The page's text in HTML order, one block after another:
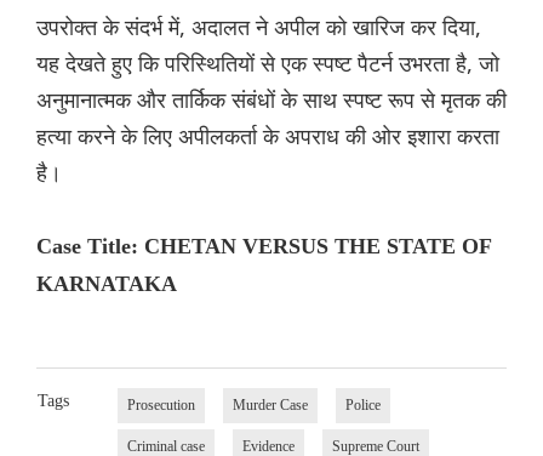
उपरोक्त के संदर्भ में, अदालत ने अपील को खारिज कर दिया,
यह देखते हुए कि परिस्थितियों से एक स्पष्ट पैटर्न उभरता है, जो
अनुमानात्मक और तार्किक संबंधों के साथ स्पष्ट रूप से मृतक की
हत्या करने के लिए अपीलकर्ता के अपराध की ओर इशारा करता
है।
Case Title: CHETAN VERSUS THE STATE OF
KARNATAKA
Tags Prosecution Murder Case Police
Criminal case Evidence Supreme Court